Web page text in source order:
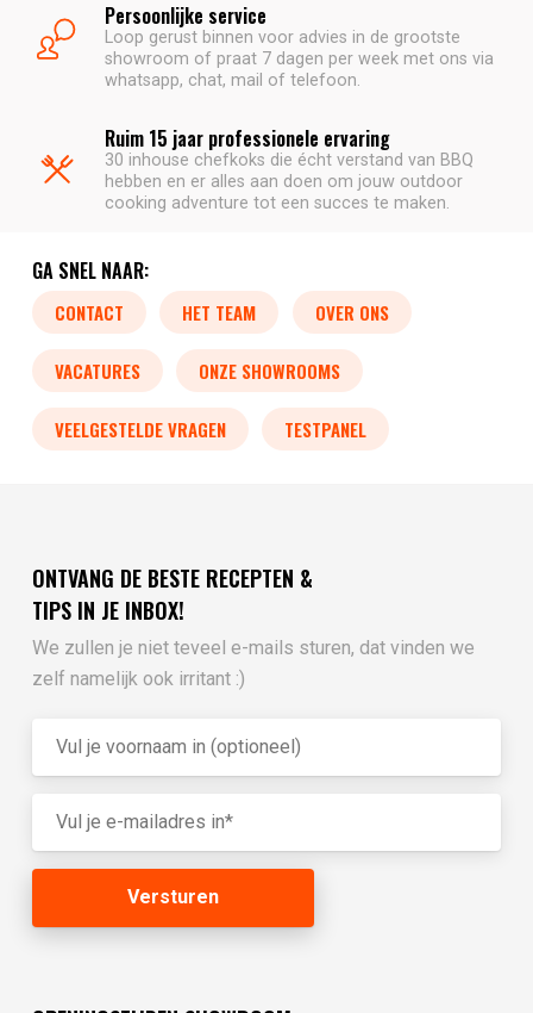
Persoonlijke service
Loop gerust binnen voor advies in de grootste
showroom of praat 7 dagen per week met ons via
whatsapp, chat, mail of telefoon.
Ruim 15 jaar professionele ervaring
30 inhouse chefkoks die écht verstand van BBQ
hebben en er alles aan doen om jouw outdoor
cooking adventure tot een succes te maken.
GA SNEL NAAR:
CONTACT HET TEAM OVER ONS
VACATURES ONZE SHOWROOMS
VEELGESTELDE VRAGEN TESTPANEL
ONTVANG DE BESTE RECEPTEN &
TIPS IN JE INBOX!
We zullen je niet teveel e-mails sturen, dat vinden we
zelf namelijk ook irritant :)